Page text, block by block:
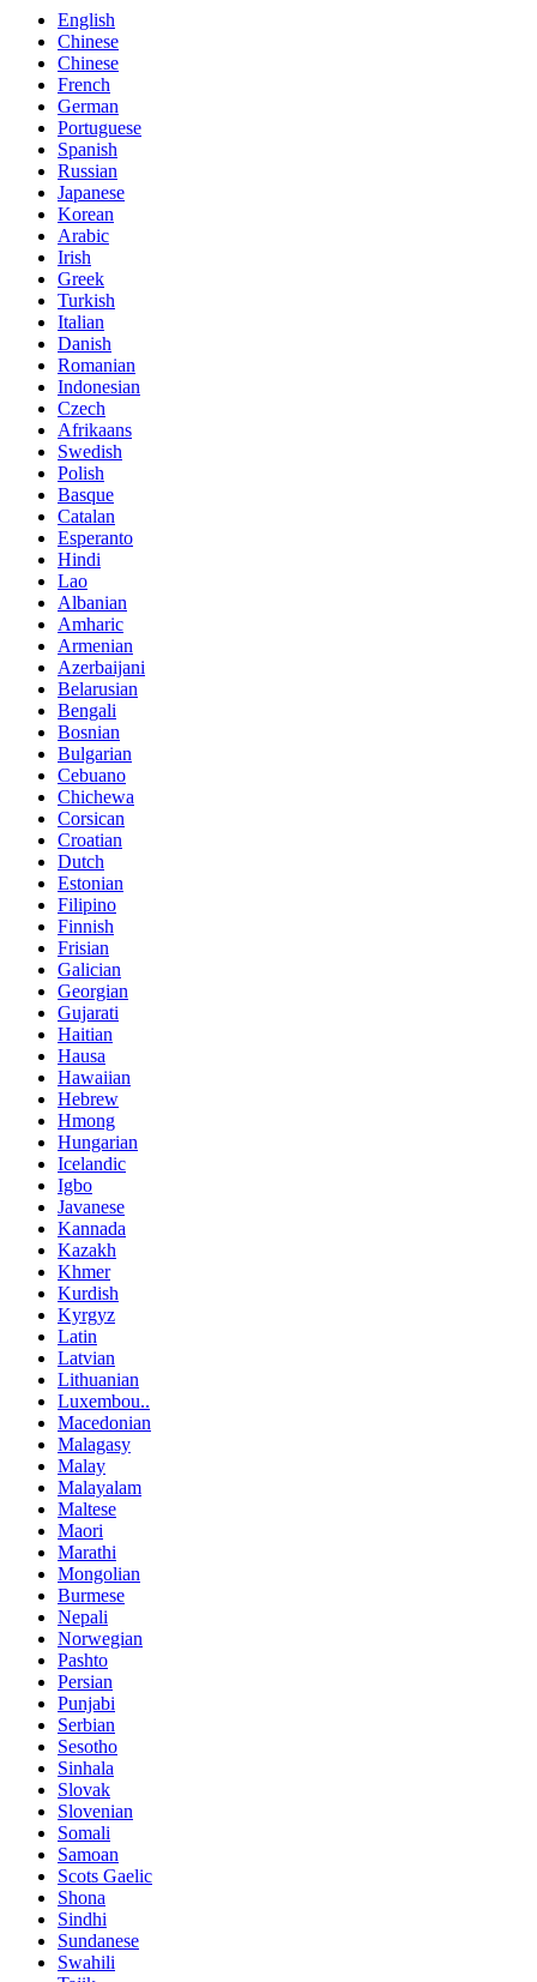
English
Chinese
Chinese
French
German
Portuguese
Spanish
Russian
Japanese
Korean
Arabic
Irish
Greek
Turkish
Italian
Danish
Romanian
Indonesian
Czech
Afrikaans
Swedish
Polish
Basque
Catalan
Esperanto
Hindi
Lao
Albanian
Amharic
Armenian
Azerbaijani
Belarusian
Bengali
Bosnian
Bulgarian
Cebuano
Chichewa
Corsican
Croatian
Dutch
Estonian
Filipino
Finnish
Frisian
Galician
Georgian
Gujarati
Haitian
Hausa
Hawaiian
Hebrew
Hmong
Hungarian
Icelandic
Igbo
Javanese
Kannada
Kazakh
Khmer
Kurdish
Kyrgyz
Latin
Latvian
Lithuanian
Luxembou..
Macedonian
Malagasy
Malay
Malayalam
Maltese
Maori
Marathi
Mongolian
Burmese
Nepali
Norwegian
Pashto
Persian
Punjabi
Serbian
Sesotho
Sinhala
Slovak
Slovenian
Somali
Samoan
Scots Gaelic
Shona
Sindhi
Sundanese
Swahili